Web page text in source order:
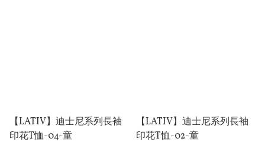
【LATIV】迪⼠尼系列⻑袖
印花T恤-04-童
【LATIV】迪⼠尼系列⻑袖
印花T恤-02-童